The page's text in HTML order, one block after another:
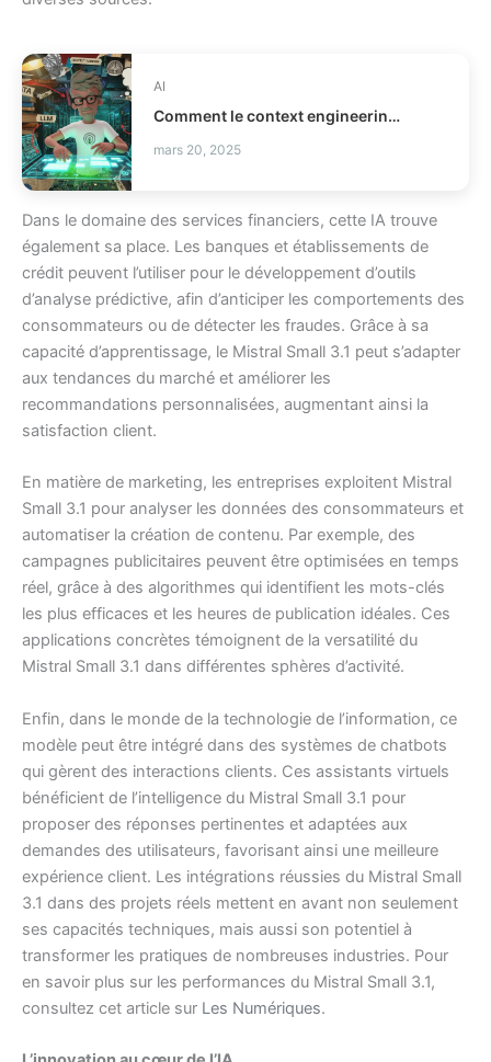
AI
Comment le context engineering évite les échecs d'agents IA?
mars 20, 2025
Dans le domaine des services financiers, cette IA trouve
également sa place. Les banques et établissements de
crédit peuvent l’utiliser pour le développement d’outils
d’analyse prédictive, afin d’anticiper les comportements des
consommateurs ou de détecter les fraudes. Grâce à sa
capacité d’apprentissage, le Mistral Small 3.1 peut s’adapter
aux tendances du marché et améliorer les
recommandations personnalisées, augmentant ainsi la
satisfaction client.
En matière de marketing, les entreprises exploitent Mistral
Small 3.1 pour analyser les données des consommateurs et
automatiser la création de contenu. Par exemple, des
campagnes publicitaires peuvent être optimisées en temps
réel, grâce à des algorithmes qui identifient les mots-clés
les plus efficaces et les heures de publication idéales. Ces
applications concrètes témoignent de la versatilité du
Mistral Small 3.1 dans différentes sphères d’activité.
Enfin, dans le monde de la technologie de l’information, ce
modèle peut être intégré dans des systèmes de chatbots
qui gèrent des interactions clients. Ces assistants virtuels
bénéficient de l’intelligence du Mistral Small 3.1 pour
proposer des réponses pertinentes et adaptées aux
demandes des utilisateurs, favorisant ainsi une meilleure
expérience client. Les intégrations réussies du Mistral Small
3.1 dans des projets réels mettent en avant non seulement
ses capacités techniques, mais aussi son potentiel à
transformer les pratiques de nombreuses industries. Pour
en savoir plus sur les performances du Mistral Small 3.1,
consultez cet article sur Les Numériques.